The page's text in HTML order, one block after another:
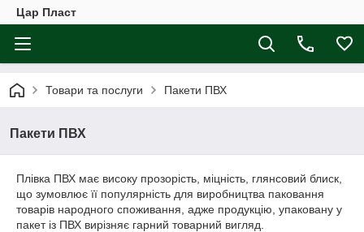
Цар Пласт
Товари та послуги Пакети ПВХ
Пакети ПВХ
Плівка ПВХ має високу прозорість, міцність, глянсовий блиск,
що зумовлює її популярність для виробництва паковання
товарів народного споживання, адже продукцію, упаковану у
пакет із ПВХ вирізняє гарний товарний вигляд.